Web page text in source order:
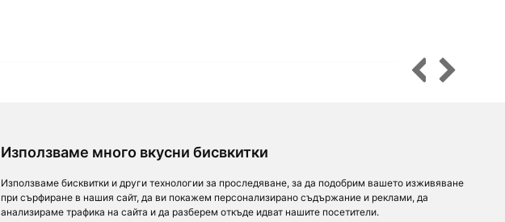
Използваме много вкусни бисвкитки
Използваме бисквитки и други технологии за проследяване, за да подобрим вашето изживяване
при сърфиране в нашия сайт, да ви покажем персонализирано съдържание и реклами, да
анализираме трафика на сайта и да разберем откъде идват нашите посетители.
Лични данни
Обратна връзка
Партньори
Реклама
Контакти
For Investors
order.bg